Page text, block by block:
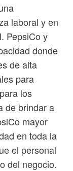
laboral y en
PepsiCo y
donde
de alta
para
los
de brindar a
mayor
en toda la
el personal
del negocio.